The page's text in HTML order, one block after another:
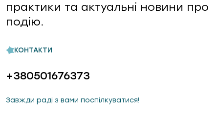
КОНТАКТИ
+380501676373
Завжди раді з вами поспілкуватися!
практики та актуальні новини про
подію.